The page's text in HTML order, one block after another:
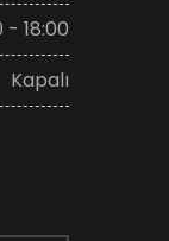
- 18:00
Kapalı